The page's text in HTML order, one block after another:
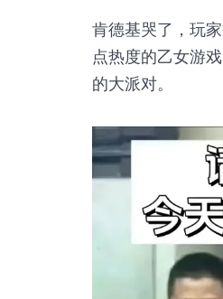
肯德基哭了，玩
点热度的乙女游
的大派对。